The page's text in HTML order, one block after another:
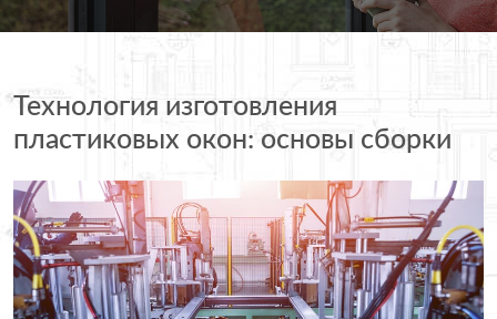
Технология изготовления
пластиковых окон: основы сборки